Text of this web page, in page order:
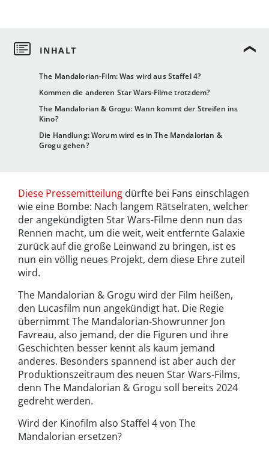
The Mandalorian-Film: Was wird aus Staffel 4?
Kommen die anderen Star Wars-Filme trotzdem?
The Mandalorian & Grogu: Wann kommt der Streifen ins
Kino?
Die Handlung: Worum wird es in The Mandalorian &
Grogu gehen?
Diese Pressemitteilung dürfte bei Fans einschlagen
wie eine Bombe: Nach langem Rätselraten, welcher
der angekündigten Star Wars-Filme denn nun das
Rennen macht, um die weit, weit entfernte Galaxie
zurück auf die große Leinwand zu bringen, ist es
nun ein völlig neues Projekt, dem diese Ehre zuteil
wird.
The Mandalorian & Grogu wird der Film heißen,
den Lucasfilm nun angekündigt hat. Die Regie
übernimmt The Mandalorian-Showrunner Jon
Favreau, also jemand, der die Figuren und ihre
Geschichten besser kennt als kaum jemand
anderes. Besonders spannend ist aber auch der
Produktionszeitraum des neuen Star Wars-Films,
denn The Mandalorian & Grogu soll bereits 2024
gedreht werden.
Wird der Kinofilm also Staffel 4 von The
Mandalorian ersetzen?